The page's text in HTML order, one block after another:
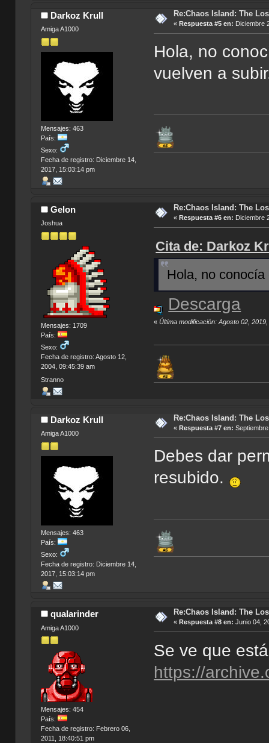
Darkoz Krull
Amiga A1000
Mensajes: 463
País:
Sexo:
Fecha de registro: Diciembre 14,
2017, 15:03:14 pm
Re:Chaos Island: The
« Respuesta #5 en: Diciembre
Hola, no
vuelven a
Gelon
Joshua
Mensajes: 1709
País:
Sexo:
Fecha de registro: Agosto 12,
2004, 09:45:39 am
Stranno
Re:Chaos Island: The
« Respuesta #6 en: Diciembre
Cita de: Darkoz
Hola, no
Descarga
«Última modificación: Agosto 02,
Darkoz Krull
Amiga A1000
Mensajes: 463
País:
Sexo:
Fecha de registro: Diciembre 14,
2017, 15:03:14 pm
Re:Chaos Island: The
« Respuesta #7 en:
Debes dar
resubido.
qualarinder
Amiga A1000
Mensajes: 454
País:
Fecha de registro: Febrero 06,
2011, 18:40:51 pm
Re:Chaos Island: The
« Respuesta #8 en: Junio 04,
Se ve que
https://